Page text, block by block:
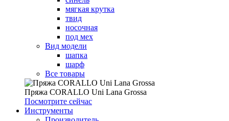
мягкая крутка
твид
носочная
под мех
Вид модели
шапка
шарф
Все товары
Пряжа CORALLO Uni Lana Grossa
Посмотрите сейчас
Инструменты